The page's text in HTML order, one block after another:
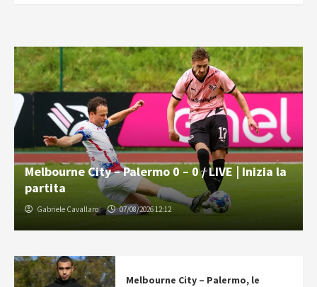
Melbourne City – Palermo 0 – 0 / LIVE | Inizia la
partita
Gabriele Cavallaro 07/08/2026 12:12
Melbourne City – Palermo, le